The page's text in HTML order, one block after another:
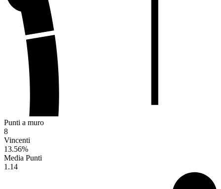
Punti a muro
8
Vincenti
13.56%
Media Punti
1.14